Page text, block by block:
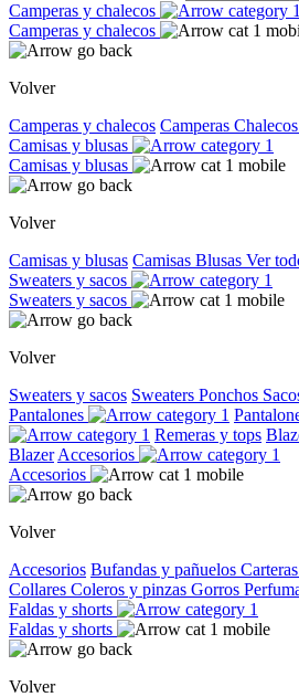
Camperas y chalecos
Camperas y chalecos
Volver
Camperas y chalecos Camperas Chalecos
Camisas y blusas
Camisas y blusas
Volver
Camisas y blusas Camisas Blusas Ver
Sweaters y sacos
Sweaters y sacos
Volver
Sweaters y sacos Sweaters Ponchos
Pantalones
Remeras y tops
Blazer Accesorios
Accesorios
Volver
Accesorios Bufandas y pañuelos
Collares Coleros y pinzas Gorros
Faldas y shorts
Faldas y shorts
Volver